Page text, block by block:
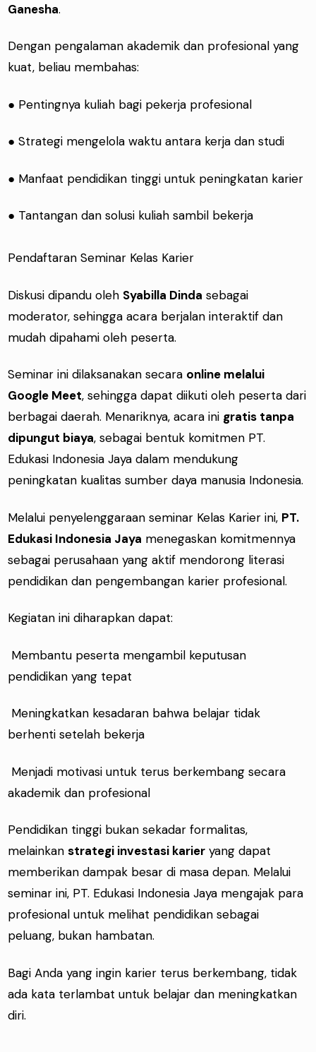
Ganesha.
Dengan pengalaman akademik dan profesional yang
kuat, beliau membahas:
● Pentingnya kuliah bagi pekerja profesional
● Strategi mengelola waktu antara kerja dan studi
● Manfaat pendidikan tinggi untuk peningkatan karier
● Tantangan dan solusi kuliah sambil bekerja
Pendaftaran Seminar Kelas Karier
Diskusi dipandu oleh Syabilla Dinda sebagai
moderator, sehingga acara berjalan interaktif dan
mudah dipahami oleh peserta.
Seminar ini dilaksanakan secara online melalui
Google Meet, sehingga dapat diikuti oleh peserta dari
berbagai daerah. Menariknya, acara ini gratis tanpa
dipungut biaya, sebagai bentuk komitmen PT.
Edukasi Indonesia Jaya dalam mendukung
peningkatan kualitas sumber daya manusia Indonesia.
Melalui penyelenggaraan seminar Kelas Karier ini, PT.
Edukasi Indonesia Jaya menegaskan komitmennya
sebagai perusahaan yang aktif mendorong literasi
pendidikan dan pengembangan karier profesional.
Kegiatan ini diharapkan dapat:
Membantu peserta mengambil keputusan
pendidikan yang tepat
Meningkatkan kesadaran bahwa belajar tidak
berhenti setelah bekerja
Menjadi motivasi untuk terus berkembang secara
akademik dan profesional
Pendidikan tinggi bukan sekadar formalitas,
melainkanstrategi investasi karier yang dapat
memberikan dampak besar di masa depan. Melalui
seminar ini, PT. Edukasi Indonesia Jaya mengajak para
profesional untuk melihat pendidikan sebagai
peluang, bukan hambatan.
Bagi Anda yang ingin karier terus berkembang, tidak
ada kata terlambat untuk belajar dan meningkatkan
diri.